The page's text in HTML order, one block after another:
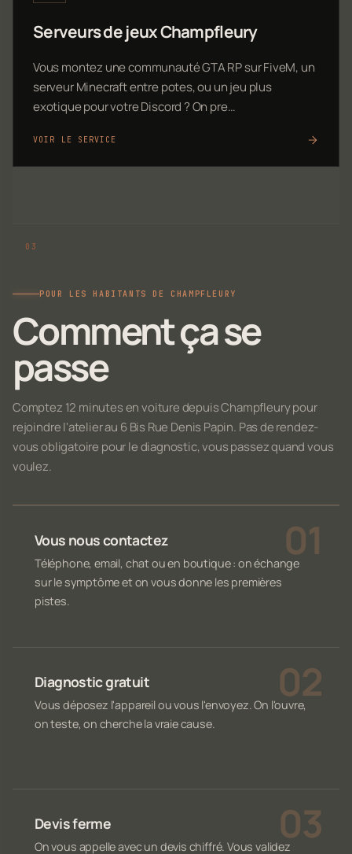
Serveurs de jeux Champfleury
Vous montez une communauté GTA RP sur FiveM, un
serveur Minecraft entre potes, ou un jeu plus
exotique pour votre Discord ? On pre…
VOIR LE SERVICE
POUR LES HABITANTS DE CHAMPFLEURY
Comment ça se
passe
Comptez 12 minutes en voiture depuis Champfleury pour
rejoindre l'atelier au 6 Bis Rue Denis Papin. Pas de rendez-
vous obligatoire pour le diagnostic, vous passez quand vous
voulez.
Vous nous contactez
Téléphone, email, chat ou en boutique : on échange
sur le symptôme et on vous donne les premières
pistes.
Diagnostic gratuit
Vous déposez l'appareil ou vous l'envoyez. On l'ouvre,
on teste, on cherche la vraie cause.
Devis ferme
On vous appelle avec un devis chiffré. Vous validez